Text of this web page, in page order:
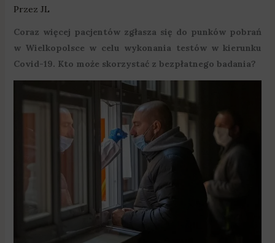
Przez JL
Coraz więcej pacjentów zgłasza się do punków pobrań
w Wielkopolsce w celu wykonania testów w kierunku
Covid-19. Kto może skorzystać z bezpłatnego badania?